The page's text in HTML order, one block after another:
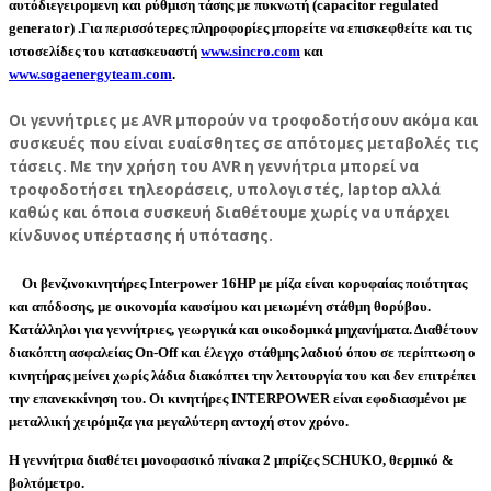
αυτόδιεγειρομενη και ρύθμιση τάσης με πυκνωτή (capacitor regulated
generator) .Για περισσότερες πληροφορίες μπορείτε να επισκεφθείτε και τις
ιστοσελίδες του κατασκευαστή www.sincro.com και
www.sogaenergyteam.com.
Οι γεννήτριες με AVR μπορούν να τροφοδοτήσουν ακόμα και
συσκευές που είναι ευαίσθητες σε απότομες μεταβολές τις
τάσεις. Με την χρήση του AVR η γεννήτρια μπορεί να
τροφοδοτήσει τηλεοράσεις, υπολογιστές, laptop αλλά
καθώς και όποια συσκευή διαθέτουμε χωρίς να υπάρχει
κίνδυνος υπέρτασης ή υπότασης.
Οι βενζινοκινητήρεςInterpower 16HP με μίζα είναι κορυφαίας ποιότητας
και απόδοσης, με οικονομία καυσίμου και μειωμένη στάθμη θορύβου.
Κατάλληλοι για γεννήτριες, γεωργικά και οικοδομικά μηχανήματα. Διαθέτουν
διακόπτη ασφαλείας On-Off και έλεγχο στάθμης λαδιού όπου σε περίπτωση ο
κινητήρας μείνει χωρίς λάδια διακόπτει την λειτουργία του και δεν επιτρέπει
την επανεκκίνηση του. Οι κινητήρες INTERPOWER είναι εφοδιασμένοι με
μεταλλική χειρόμιζα για μεγαλύτερη αντοχή στον χρόνο.
Η γεννήτρια διαθέτει μονοφασικό πίνακα 2 μπρίζες SCHUKO, θερμικό &
βολτόμετρο.